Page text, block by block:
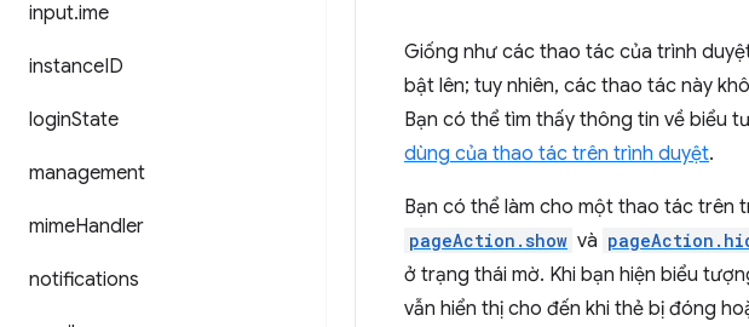
input.ime
instanceID
loginState
management
mimeHandler
notifications
Giống như các thao tác của trình
bật lên; tuy nhiên, các thao tác này
Bạn có thể tìm thấy thông tin về biểu
dùng của thao tác trên trình duyệt.
Bạn có thể làm cho một thao tác trên
pageAction.show và
ở trạng thái mờ. Khi bạn hiện biểu
vẫn hiển thị cho đến khi thẻ bị đóng